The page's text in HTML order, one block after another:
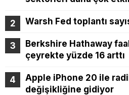
Warsh Fed toplantı
Berkshire Hathaway
çeyrekte yüzde 16 arttı
Apple iPhone 20 ile
değişikliğine gidiyor